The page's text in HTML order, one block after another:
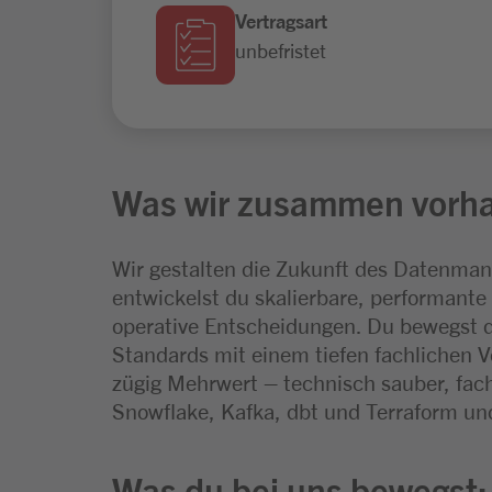
Vertragsart
unbefristet
Was wir zusammen
Wir gestalten die Zukunft des
entwickelst du skalierbare,
operative Entscheidungen. Du
Standards mit einem tiefen fachlichen
zügig Mehrwert – technisch sauber,
Snowflake, Kafka, dbt und Terraform